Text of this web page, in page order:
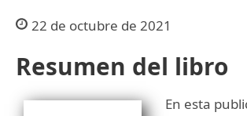
22 de octubre de 2021
Resumen del libro
En esta